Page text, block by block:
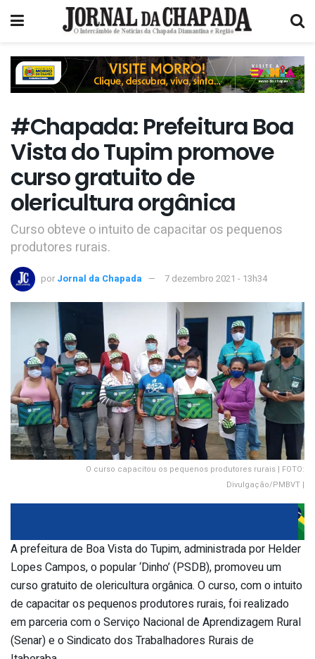
#Chapada: Prefeitura Boa
Vista do Tupim promove
curso gratuito de
olericultura orgânica
Curso obteve o intuito de capacitar os pequenos
produtores rurais.
por Jornal da Chapada 7 dezembro 2021 - 13h34
O curso capacitou os pequenos produtores rurais | FOTO:
Divulgação/PMBVT |
A prefeitura de Boa Vista do Tupim, administrada por Helder
Lopes Campos, o popular ‘Dinho’ (PSDB), promoveu um
curso gratuito de olericultura orgânica. O curso, com o intuito
de capacitar os pequenos produtores rurais, foi realizado
em parceria com o Serviço Nacional de Aprendizagem Rural
(Senar) e o Sindicato dos Trabalhadores Rurais de